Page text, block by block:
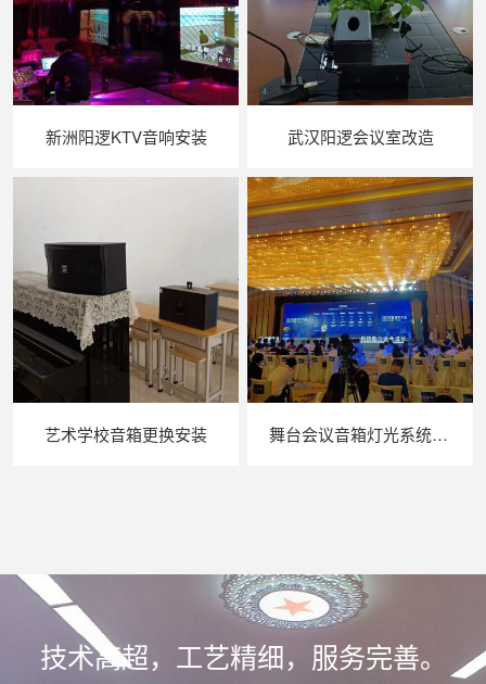
新洲阳逻KTV音响安装 武汉阳逻会议室改造
艺术学校音箱更换安装 舞台会议音箱灯光系统效果
技术高超，工艺精细，服务完善。